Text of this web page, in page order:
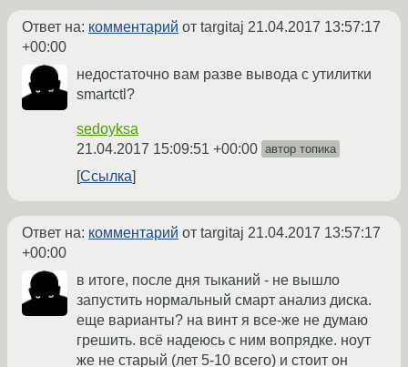
Ответ на: комментарий от targitaj 21.04.2017 13:57:17
+00:00
недостаточно вам разве вывода с утилитки
smartctl?
sedoyksa
21.04.2017 15:09:51 +00:00 автор топика
Ссылка
Ответ на: комментарий от targitaj 21.04.2017 13:57:17
+00:00
в итоге, после дня тыканий - не вышло
запустить нормальный смарт анализ диска.
еще варианты? на винт я все-же не думаю
грешить. всё надеюсь с ним вопрядке. ноут
же не старый (лет 5-10 всего) и стоит он